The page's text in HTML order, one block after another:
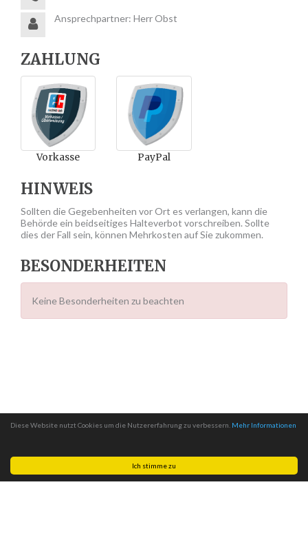
Ich stimme zu
Diese Website nutzt Cookies um die Nutzererfahrung zu verbessern. Mehr Informationen
Ansprechpartner: Herr Obst
ZAHLUNG
Vorkasse PayPal
HINWEIS
Sollten die Gegebenheiten vor Ort es verlangen, kann die
Behörde ein beidseitiges Halteverbot vorschreiben. Sollte
dies der Fall sein, können Mehrkosten auf Sie zukommen.
BESONDERHEITEN
Keine Besonderheiten zu beachten